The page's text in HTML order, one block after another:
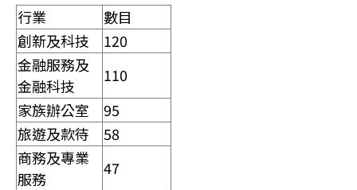
行業
數目
創新及科技
120
金融服務及
金融科技
110
家族辦公室
95
旅遊及款待
58
商務及專業
服務
47